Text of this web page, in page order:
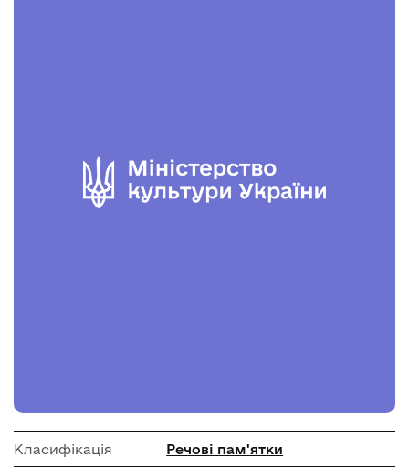
Класифікація Речові пам'ятки